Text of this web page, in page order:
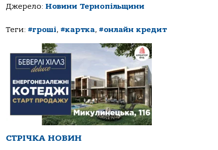
Джерело: Новини Тернопільщини
Теги: #гроші, #картка, #онлайн кредит
СТРІЧКА НОВИН